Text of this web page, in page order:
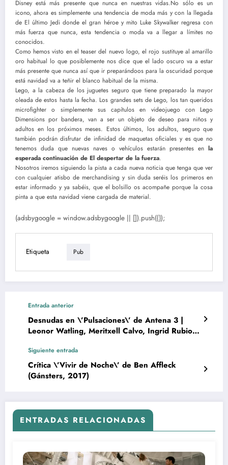
Disney está más presente que nunca en nuestras vidas.No sólo es un
icono, ahora es simplemente una tendencia de moda más y con la llegada
de El último Jedi donde el gran héroe y mito Luke Skywalker regresa con
más fuerza que nunca, esta tendencia o moda va a llegar a límites no
conocidos.
Como hemos visto en el teaser del nuevo logo, el rojo sustituye al amarillo
oro habitual lo que posiblemente nos dice que el lado oscuro va a estar
más presente que nunca así que ir preparándoos para la oscuridad porque
está navidad va a teñir el blanco habitual de la misma.
Lego, a la cabeza de los juguetes seguro que tiene preparado la mayor
oleada de estos hasta la fecha. Los grandes sets de Lego, los tan queridos
microfighter o simplemente sus capítulos en videojuego con Lego
Dimensions por bandera, van a ser un objeto de deseo para niños y
adultos en los próximos meses. Estos últimos, los adultos, seguro que
también podrán disfrutar de infinidad de maquetas oficiales y es que no
tenemos duda que nuevas naves o vehículos estarán presentes en la
esperada continuación de El despertar de la fuerza.
Nosotros iremos siguiendo la pista a cada nueva noticia que tenga que ver
con cualquier atisbo de merchandising y sin duda seréis los primeros en
estar informado y ya sabéis, que el bolsillo os acompañe porque la cosa
pinta a que esta navidad viene cargada de material.
(adsbygoogle = window.adsbygoogle || []).push({});
Etiqueta Pub
Entrada anterior
Desnudas en \’Pulsaciones\’ de Antena 3 |
Leonor Watling, Meritxell Calvo, Ingrid Rubio |
Siguiente entrada
Crítica \’Vivir de Noche\’ de Ben Affleck
(Gánsters, 2017)
ENTRADAS RELACIONADAS